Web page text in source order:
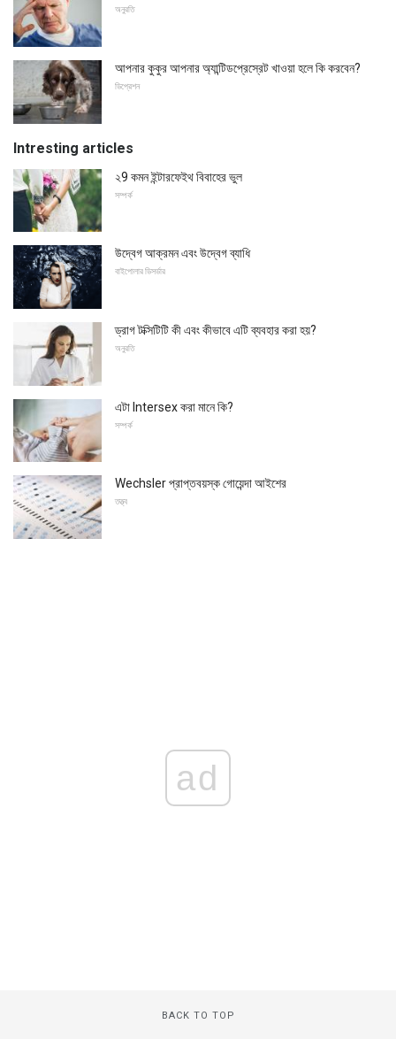
অনুরতি
আপনার কুকুর আপনার অ্যান্টিডপ্রেস্রেট খাওয়া হলে কি করবেন?
ডিপ্রেশন
Intresting articles
২9 কমন ইন্টারফেইথ বিবাহের ভুল
সম্পর্ক
উদ্বেগ আক্রমন এবং উদ্বেগ ব্যাধি
বাইপোলার ডিসর্ডার
ড্রাগ টক্সিটিটি কী এবং কীভাবে এটি ব্যবহার করা হয়?
অনুরতি
এটা Intersex করা মানে কি?
সম্পর্ক
Wechsler প্রাপ্তবয়স্ক গোয়েন্দা আইশের
তত্ত্ব
ad
BACK TO TOP